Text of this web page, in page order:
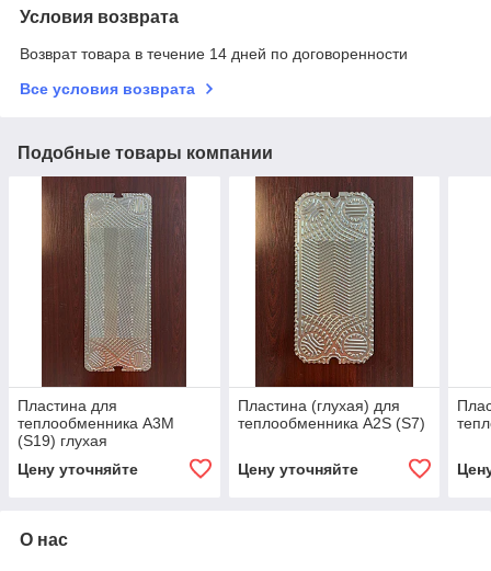
Условия возврата
Возврат товара в течение 14 дней по договоренности
Все условия возврата
Подобные товары компании
Пластина для
теплообменника A3M
(S19) глухая
Цену уточняйте
Пластина (глухая) для
теплообменника A2S (S7)
Цену уточняйте
О нас